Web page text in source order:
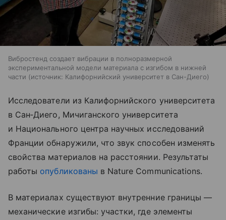
Вибростенд создает вибрации в полноразмерной
экспериментальной модели материала с изгибом в нижней
части
источник: Калифорнийский университет в Сан-Диего
Исследователи из Калифорнийского университета
в Сан‑Диего, Мичиганского университета
и Национального центра научных исследований
Франции обнаружили, что звук способен изменять
свойства материалов на расстоянии. Результаты
работы опубликованы в Nature Communications.
В материалах существуют внутренние границы —
механические изгибы: участки, где элементы